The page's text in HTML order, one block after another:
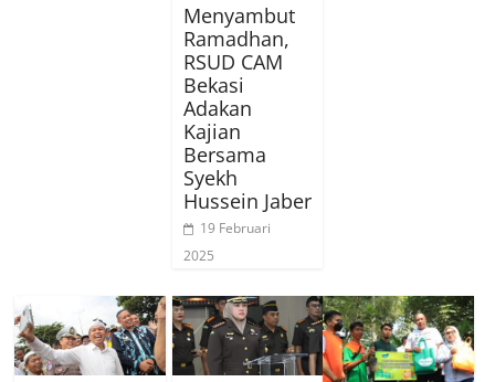
Menyambut
Ramadhan,
RSUD CAM
Bekasi
Adakan
Kajian
Bersama
Syekh
Hussein Jaber
19 Februari
2025